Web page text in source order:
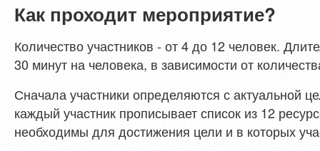
Как проходит мероприятие?
Количество участников - от 4 до 12 человек.
30 минут на человека, в зависимости от
Сначала участники определяются с актуальной
каждый участник прописывает список из 12
необходимы для достижения цели и в которых